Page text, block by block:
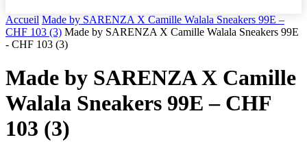
Accueil Made by SARENZA X Camille Walala Sneakers 99E –
CHF 103 (3) Made by SARENZA X Camille Walala Sneakers 99E
- CHF 103 (3)
Made by SARENZA X Camille
Walala Sneakers 99E – CHF
103 (3)